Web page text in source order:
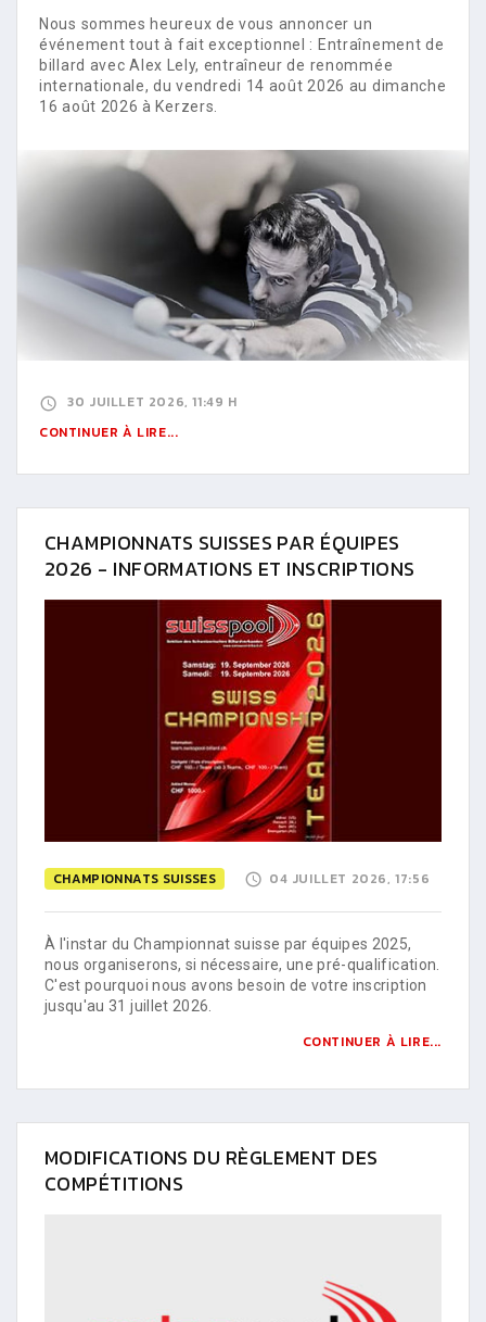
Nous sommes heureux de vous annoncer un
événement tout à fait exceptionnel : Entraînement de
billard avec Alex Lely, entraîneur de renommée
internationale, du vendredi 14 août 2026 au dimanche
16 août 2026 à Kerzers.
30 JUILLET 2026, 11:49 H
CONTINUER À LIRE...
CHAMPIONNATS SUISSES PAR ÉQUIPES
2026 - INFORMATIONS ET INSCRIPTIONS
CHAMPIONNATS SUISSES 04 JUILLET 2026, 17:56
À l'instar du Championnat suisse par équipes 2025,
nous organiserons, si nécessaire, une pré-qualification.
C'est pourquoi nous avons besoin de votre inscription
jusqu'au 31 juillet 2026.
CONTINUER À LIRE...
MODIFICATIONS DU RÈGLEMENT DES
COMPÉTITIONS